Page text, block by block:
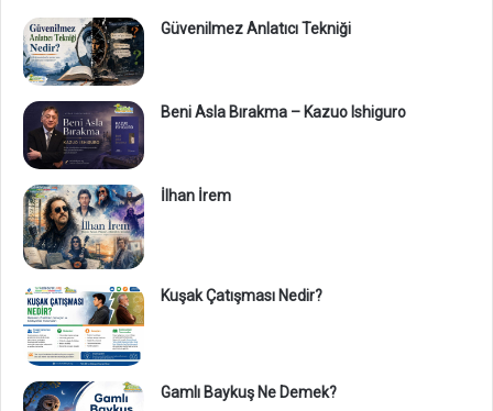
Güvenilmez Anlatıcı Tekniği
Beni Asla Bırakma – Kazuo Ishiguro
İlhan İrem
Kuşak Çatışması Nedir?
Gamlı Baykuş Ne Demek?